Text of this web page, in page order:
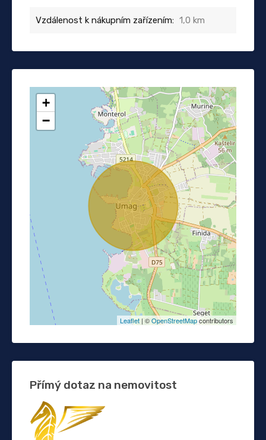
Vzdálenost k nákupním zařízením: 1,0 km
+
−
Leaflet | ©OpenStreetMapcontributors
Přímý dotaz na nemovitost